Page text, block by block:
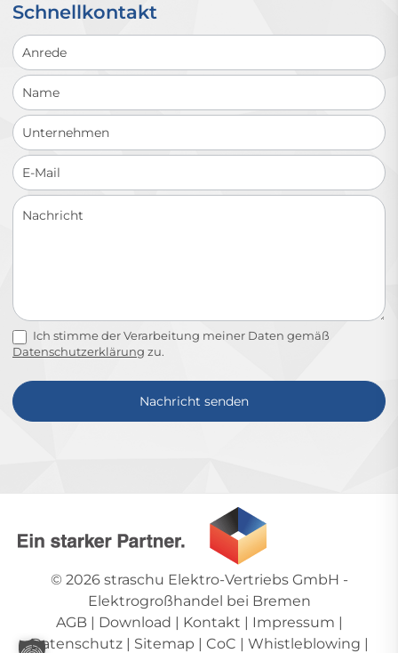
Schnellkontakt
Schnellkontakt
Ich stimme der Verarbeitung meiner Daten gemäß
Datenschutzerklärung zu.
Nachricht senden
© 2026 straschu Elektro-Vertriebs GmbH -
Elektrogroßhandel bei Bremen
AGB | Download | Kontakt | Impressum |
Datenschutz| Sitemap | CoC | Whistleblowing |